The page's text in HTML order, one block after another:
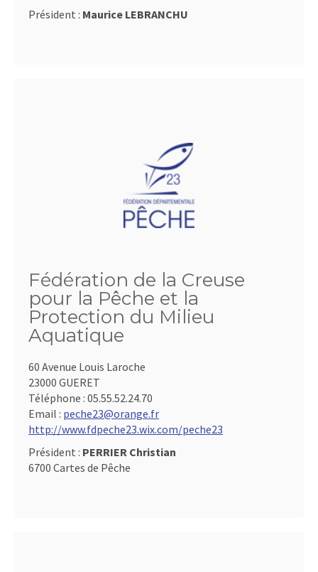
Président : Maurice LEBRANCHU
Fédération de la Creuse
pour la Pêche et la
Protection du Milieu
Aquatique
60 Avenue Louis Laroche
23000 GUERET
Téléphone : 05.55.52.24.70
Email : peche23@orange.fr
http://www.fdpeche23.wix.com/peche23
Président : PERRIER Christian
6700 Cartes de Pêche